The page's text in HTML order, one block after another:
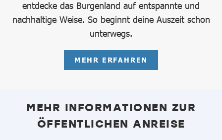
entdecke das Burgenland auf entspannte und
nachhaltige Weise. So beginnt deine Auszeit schon
unterwegs.
MEHR ERFAHREN
MEHR INFORMATIONEN ZUR
ÖFFENTLICHEN ANREISE